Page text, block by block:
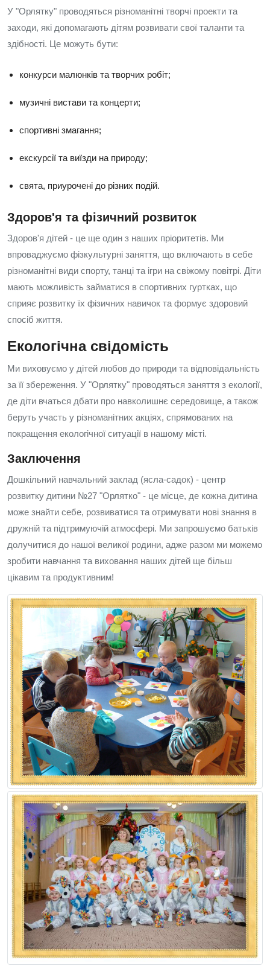
У "Орлятку" проводяться різноманітні творчі проекти та
заходи, які допомагають дітям розвивати свої таланти та
здібності. Це можуть бути:
конкурси малюнків та творчих робіт;
музичні вистави та концерти;
спортивні змагання;
екскурсії та виїзди на природу;
свята, приурочені до різних подій.
Здоров'я та фізичний розвиток
Здоров'я дітей - це ще один з наших пріоритетів. Ми
впроваджуємо фізкультурні заняття, що включають в себе
різноманітні види спорту, танці та ігри на свіжому повітрі. Діти
мають можливість займатися в спортивних гуртках, що
сприяє розвитку їх фізичних навичок та формує здоровий
спосіб життя.
Екологічна свідомість
Ми виховуємо у дітей любов до природи та відповідальність
за її збереження. У "Орлятку" проводяться заняття з екології,
де діти вчаться дбати про навколишнє середовище, а також
беруть участь у різноманітних акціях, спрямованих на
покращення екологічної ситуації в нашому місті.
Заключення
Дошкільний навчальний заклад (ясла-садок) - центр
розвитку дитини №27 "Орлятко" - це місце, де кожна дитина
може знайти себе, розвиватися та отримувати нові знання в
дружній та підтримуючій атмосфері. Ми запрошуємо батьків
долучитися до нашої великої родини, адже разом ми можемо
зробити навчання та виховання наших дітей ще більш
цікавим та продуктивним!